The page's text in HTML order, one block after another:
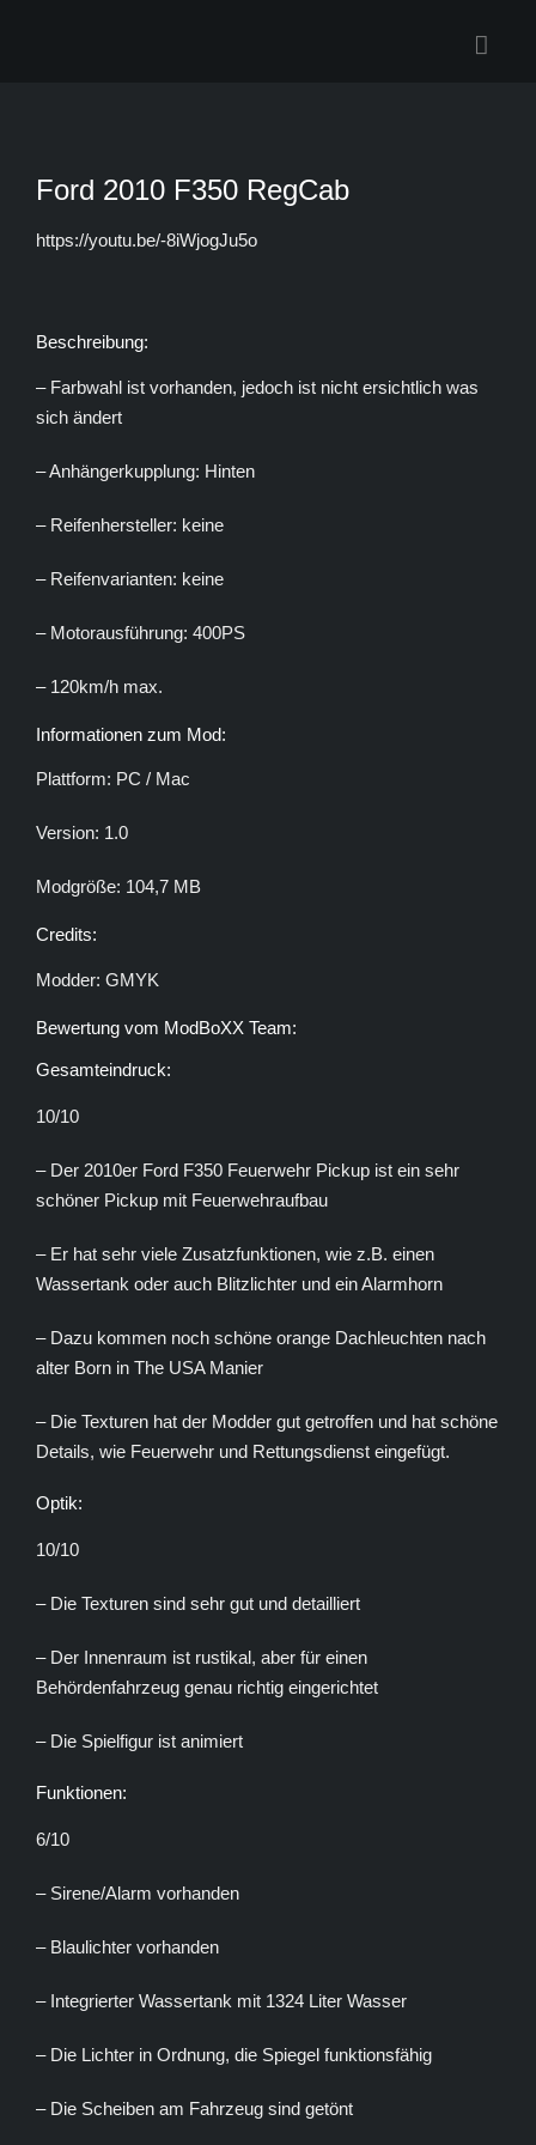
Ford 2010 F350 RegCab
https://youtu.be/-8iWjogJu5o
Beschreibung:
– Farbwahl ist vorhanden, jedoch ist nicht ersichtlich was
sich ändert
– Anhängerkupplung: Hinten
– Reifenhersteller: keine
– Reifenvarianten: keine
– Motorausführung: 400PS
– 120km/h max.
Informationen zum Mod:
Plattform: PC / Mac
Version: 1.0
Modgröße: 104,7 MB
Credits:
Modder: GMYK
Bewertung vom ModBoXX Team:
Gesamteindruck:
10/10
– Der 2010er Ford F350 Feuerwehr Pickup ist ein sehr
schöner Pickup mit Feuerwehraufbau
– Er hat sehr viele Zusatzfunktionen, wie z.B. einen
Wassertank oder auch Blitzlichter und ein Alarmhorn
– Dazu kommen noch schöne orange Dachleuchten nach
alter Born in The USA Manier
– Die Texturen hat der Modder gut getroffen und hat schöne
Details, wie Feuerwehr und Rettungsdienst eingefügt.
Optik:
10/10
– Die Texturen sind sehr gut und detailliert
– Der Innenraum ist rustikal, aber für einen
Behördenfahrzeug genau richtig eingerichtet
– Die Spielfigur ist animiert
Funktionen:
6/10
– Sirene/Alarm vorhanden
– Blaulichter vorhanden
– Integrierter Wassertank mit 1324 Liter Wasser
– Die Lichter in Ordnung, die Spiegel funktionsfähig
– Die Scheiben am Fahrzeug sind getönt